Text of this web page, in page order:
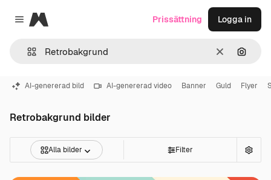
Close menu
Magnific
RensaSök
Prissättning Logga in
AI-genererad bild AI-genererad video Banner Guld Flyer
Retrobakgrund bilder
Alla bilder Filter